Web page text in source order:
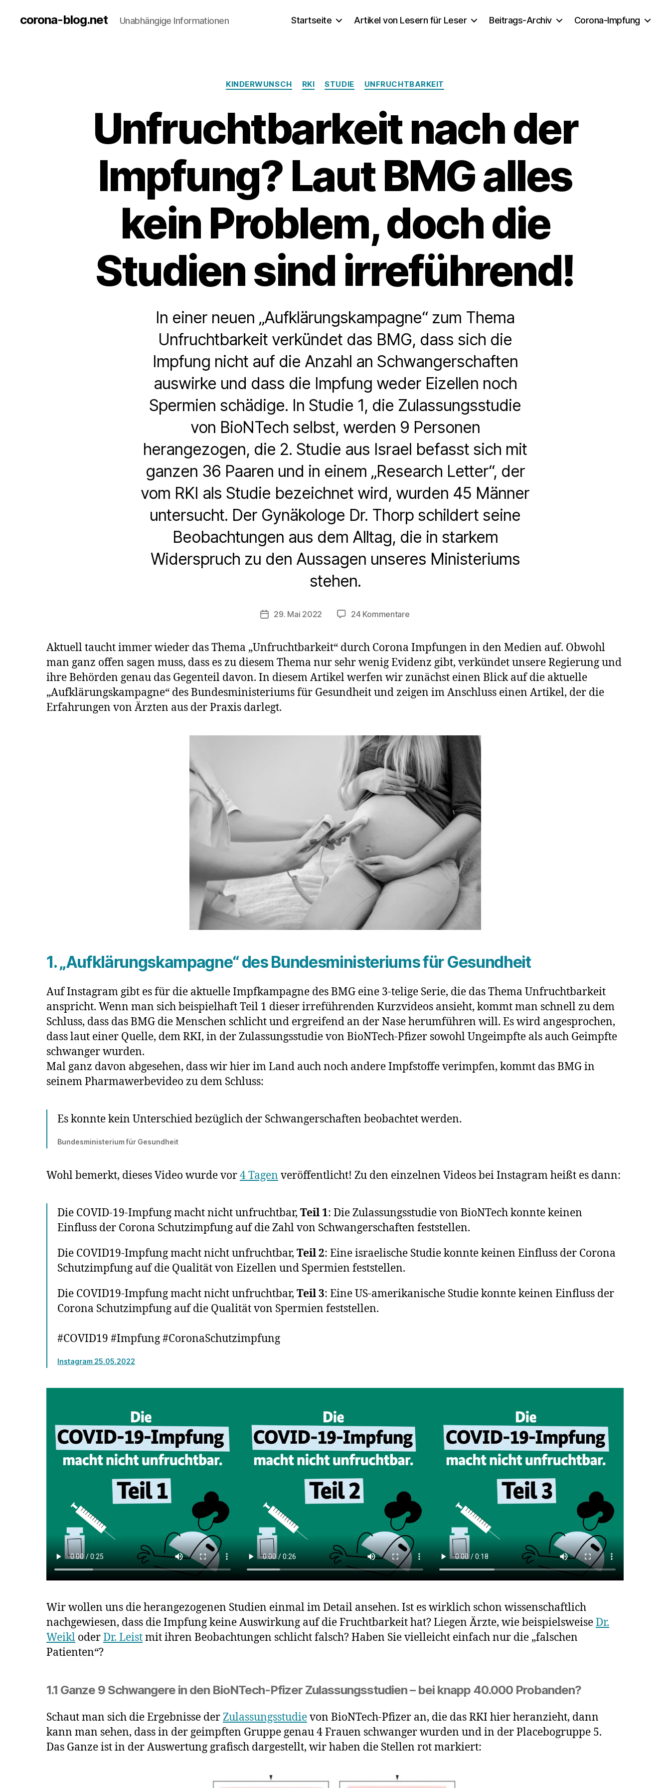
corona-blog.net Unabhängige Informationen Startseite Artikel von Lesern für Leser Beitrags-Archiv Corona-Impfung
Kategorien
KINDERWUNSCH RKI STUDIE UNFRUCHTBARKEIT
Unfruchtbarkeit nach der
Impfung? Laut BMG alles
kein Problem, doch die
Studien sind irreführend!
In einer neuen „Aufklärungskampagne“ zum Thema
Unfruchtbarkeit verkündet das BMG, dass sich die
Impfung nicht auf die Anzahl an Schwangerschaften
auswirke und dass die Impfung weder Eizellen noch
Spermien schädige. In Studie 1, die Zulassungsstudie
von BioNTech selbst, werden 9 Personen
herangezogen, die 2. Studie aus Israel befasst sich mit
ganzen 36 Paaren und in einem „Research Letter“, der
vom RKI als Studie bezeichnet wird, wurden 45 Männer
untersucht. Der Gynäkologe Dr. Thorp schildert seine
Beobachtungen aus dem Alltag, die in starkem
Widerspruch zu den Aussagen unseres Ministeriums
stehen.
Veröffentlichungsdatum
29. Mai 2022 24 Kommentarezu
der
Impfung?
Laut
BMG
alles
doch
die
Studien
sind
irreführend!
Aktuell taucht immer wieder das Thema „Unfruchtbarkeit“ durch Corona Impfungen in den Medien auf. Obwohl
man ganz offen sagen muss, dass es zu diesem Thema nur sehr wenig Evidenz gibt, verkündet unsere Regierung und
ihre Behörden genau das Gegenteil davon. In diesem Artikel werfen wir zunächst einen Blick auf die aktuelle
„Aufklärungskampagne“ des Bundesministeriums für Gesundheit und zeigen im Anschluss einen Artikel, der die
Erfahrungen von Ärzten aus der Praxis darlegt.
1. „Aufklärungskampagne“ des Bundesministeriums für Gesundheit
Auf Instagram gibt es für die aktuelle Impfkampagne des BMG eine 3-telige Serie, die das Thema Unfruchtbarkeit
anspricht. Wenn man sich beispielhaft Teil 1 dieser irreführenden Kurzvideos ansieht, kommt man schnell zu dem
Schluss, dass das BMG die Menschen schlicht und ergreifend an der Nase herumführen will. Es wird angesprochen,
dass laut einer Quelle, dem RKI, in der Zulassungsstudie von BioNTech-Pfizer sowohl Ungeimpfte als auch Geimpfte
schwanger wurden.
Mal ganz davon abgesehen, dass wir hier im Land auch noch andere Impfstoffe verimpfen, kommt das BMG in
seinem Pharmawerbevideo zu dem Schluss:
Es konnte kein Unterschied bezüglich der Schwangerschaften beobachtet werden.
Bundesministerium für Gesundheit
Wohl bemerkt, dieses Video wurde vor4 Tagen veröffentlicht! Zu den einzelnen Videos bei Instagram heißt es dann:
Die COVID-19-Impfung macht nicht unfruchtbar, Teil 1: Die Zulassungsstudie von BioNTech konnte keinen
Einfluss der Corona Schutzimpfung auf die Zahl von Schwangerschaften feststellen.
Die COVID19-Impfung macht nicht unfruchtbar, Teil 2: Eine israelische Studie konnte keinen Einfluss der Corona
Schutzimpfung auf die Qualität von Eizellen und Spermien feststellen.
Die COVID19-Impfung macht nicht unfruchtbar, Teil 3: Eine US-amerikanische Studie konnte keinen Einfluss der
Corona Schutzimpfung auf die Qualität von Spermien feststellen.
#COVID19 #Impfung #CoronaSchutzimpfung
Instagram 25.05.2022
Wir wollen uns die herangezogenen Studien einmal im Detail ansehen. Ist es wirklich schon wissenschaftlich
nachgewiesen, dass die Impfung keine Auswirkung auf die Fruchtbarkeit hat? Liegen Ärzte, wie beispielsweiseDr.
Weikl oderDr. Leistmit ihren Beobachtungen schlicht falsch? Haben Sie vielleicht einfach nur die „falschen
Patienten“?
1.1 Ganze 9 Schwangere in den BioNTech-Pfizer Zulassungsstudien – bei knapp 40.000 Probanden?
Schaut man sich die Ergebnisse derZulassungsstudievon BioNTech-Pfizer an, die das RKI hier heranzieht, dann
kann man sehen, dass in der geimpften Gruppe genau 4 Frauen schwanger wurden und in der Placebogruppe 5.
Das Ganze ist in der Auswertung grafisch dargestellt, wir haben die Stellen rot markiert: